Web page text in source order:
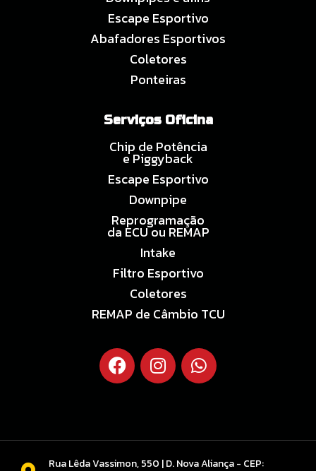
Escape Esportivo
Abafadores Esportivos
Coletores
Ponteiras
Serviços Oficina
Chip de Potência
e Piggyback
Escape Esportivo
Downpipe
Reprogramação
da ECU ou REMAP
Intake
Filtro Esportivo
Coletores
REMAP de Câmbio TCU
Rua Lêda Vassimon, 550 | D. Nova Aliança - CEP: